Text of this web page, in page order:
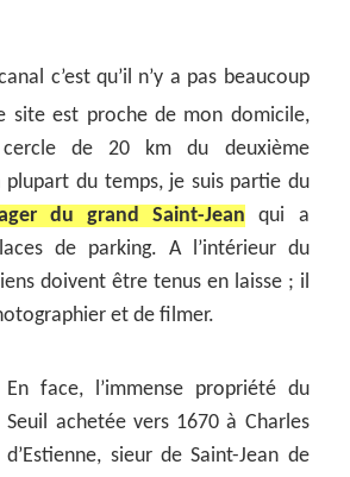
c’est qu’il n’y a pas beaucoup
site est proche de mon domicile,
de 20 km du deuxième
du temps, je suis partie du
du grand Saint-Jean qui a
de parking. A l’intérieur du
doivent être tenus en laisse ; il
et de filmer.
En face, l’immense propriété du
Seuil achetée vers 1670 à Charles
d’Estienne, sieur de Saint-Jean de